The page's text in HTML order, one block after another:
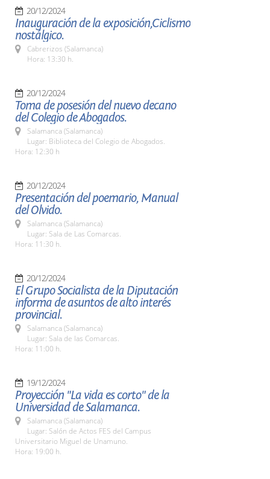
20/12/2024
Inauguración de la exposición,Ciclismo
nostálgico.
Cabrerizos (Salamanca)
Hora: 13:30 h.
20/12/2024
Toma de posesión del nuevo decano
del Colegio de Abogados.
Salamanca (Salamanca)
Lugar: Biblioteca del Colegio de Abogados.
Hora: 12:30 h
20/12/2024
Presentación del poemario, Manual
del Olvido.
Salamanca (Salamanca)
Lugar: Sala de Las Comarcas.
Hora: 11:30 h.
20/12/2024
El Grupo Socialista de la Diputación
informa de asuntos de alto interés
provincial.
Salamanca (Salamanca)
Lugar: Sala de las Comarcas.
Hora: 11:00 h.
19/12/2024
Proyección "La vida es corto" de la
Universidad de Salamanca.
Salamanca (Salamanca)
Lugar: Salón de Actos FES del Campus
Universitario Miguel de Unamuno.
Hora: 19:00 h.